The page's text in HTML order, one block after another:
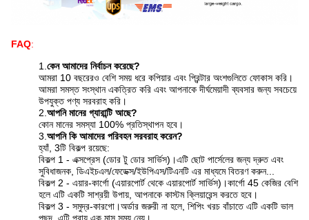
FAQ:
1. কেন আমাদের নির্বাচন করেছে?
আমরা 10 বছরেরও বেশি সময় ধরে কপিয়ার এবং প্রিন্টার অংশগুলিতে ফোকাস করি।
আমরা সমস্ত সংস্থান একত্রিত করি এবং আপনাকে দীর্ঘমেয়াদী ব্যবসার জন্য সবচেয়ে
উপযুক্ত পণ্য সরবরাহ করি।
2. আপনি মানের গ্যারান্টি আছে?
কোন মানের সমস্যা 100% প্রতিস্থাপন হবে।
3. আপনি কি আমাদের পরিবহন সরবরাহ করেন?
হ্যাঁ, 3টি বিকল্প রয়েছে:
বিকল্প 1 - এক্সপ্রেস (ডোর টু ডোর সার্ভিস)।এটি ছোট পার্সেলের জন্য দ্রুত এবং
সুবিধাজনক, ডিএইচএল/ফেডেক্স/ইউপিএস/টিএনটি এর মাধ্যমে বিতরণ করুন...
বিকল্প 2 - এয়ার-কার্গো (এয়ারপোর্ট থেকে এয়ারপোর্ট সার্ভিস)।কার্গো 45 কেজির বেশি
হলে এটি একটি সাশ্রয়ী উপায়, আপনাকে কাস্টম ক্লিয়ারেন্স করতে হবে।
বিকল্প 3 - সমুদ্র-কারগো।অর্ডার জরুরী না হলে, শিপিং খরচ বাঁচাতে এটি একটি ভাল